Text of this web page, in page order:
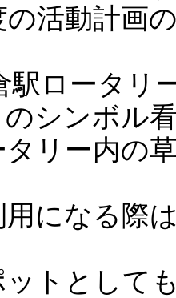
の活動計画
駅ロータリ
シンボル
リー内の
になる際
トとして